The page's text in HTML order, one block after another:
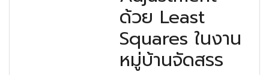
ด้วย Least
Squares ในงาน
หมู่บ้านจัดสรร